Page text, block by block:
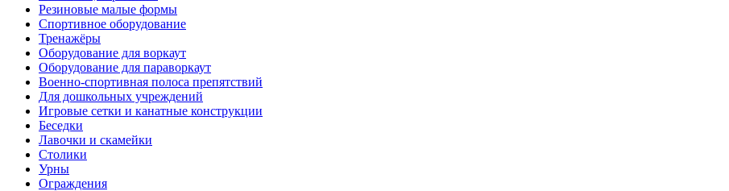
Резиновые малые формы
Спортивное оборудование
Тренажёры
Оборудование для воркаут
Оборудование для параворкаут
Военно-спортивная полоса препятствий
Для дошкольных учреждений
Игровые сетки и канатные конструкции
Беседки
Лавочки и скамейки
Столики
Урны
Ограждения